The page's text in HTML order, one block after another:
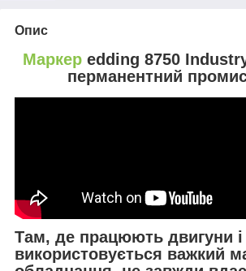
Опис
Маркерedding 8750
перманентний
Там, де працюють двигуни і
використовується важкий